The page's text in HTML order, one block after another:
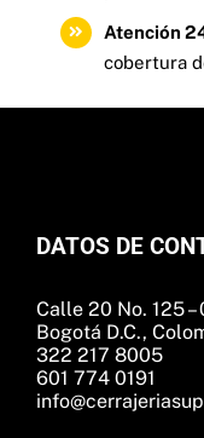
Atención
cobertura
DATOS DE
Calle 20 No. 125 –
Bogotá D.C.,
322 217 8005
601 774 0191